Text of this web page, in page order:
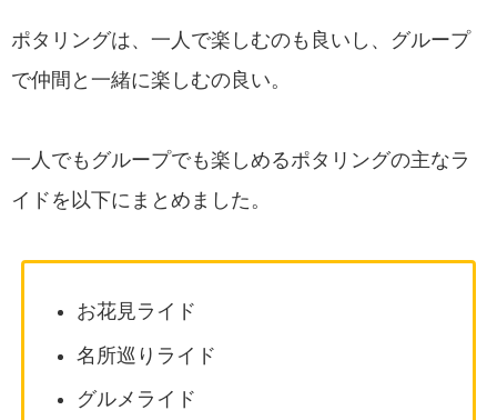
ポタリングは、一人で楽しむのも良いし、グループ
で仲間と一緒に楽しむの良い。
一人でもグループでも楽しめるポタリングの主なラ
イドを以下にまとめました。
お花見ライド
名所巡りライド
グルメライド